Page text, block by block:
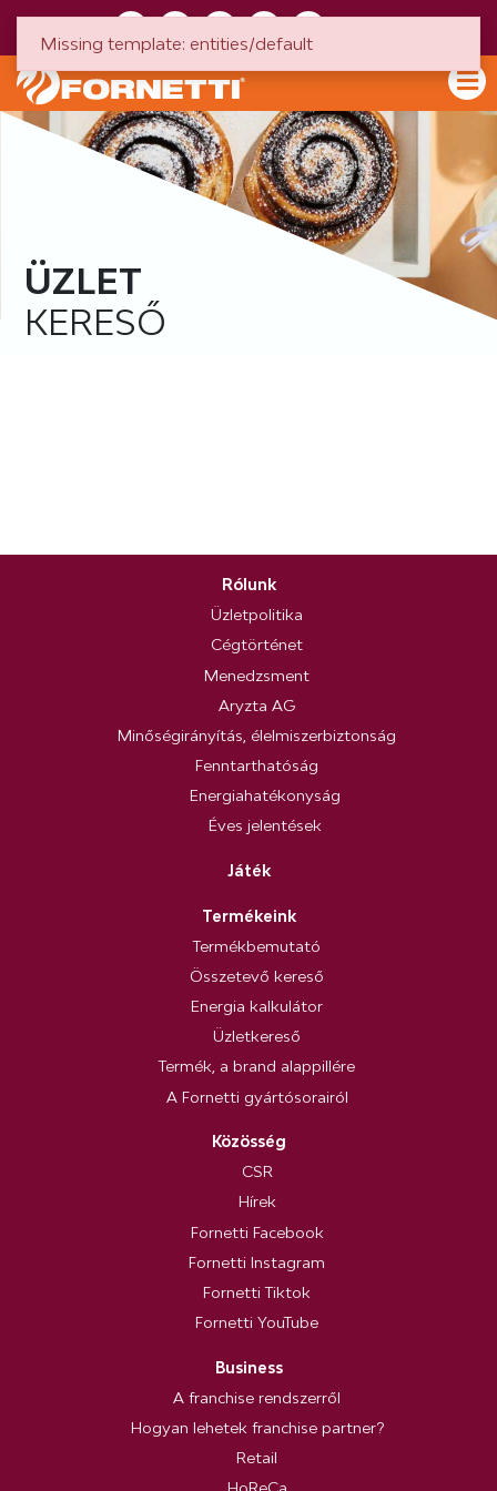
ÜZLET
KERESŐ
Rólunk
Üzletpolitika
Cégtörténet
Menedzsment
Aryzta AG
Minőségirányítás, élelmiszerbiztonság
Fenntarthatóság
Energiahatékonyság
Éves jelentések
Játék
Termékeink
Termékbemutató
Összetevő kereső
Energia kalkulátor
Üzletkereső
Termék, a brand alappillére
A Fornetti gyártósorairól
Közösség
CSR
Hírek
Fornetti Facebook
Fornetti Instagram
Fornetti Tiktok
Fornetti YouTube
Business
A franchise rendszerről
Hogyan lehetek franchise partner?
Retail
Missing template: entities/default